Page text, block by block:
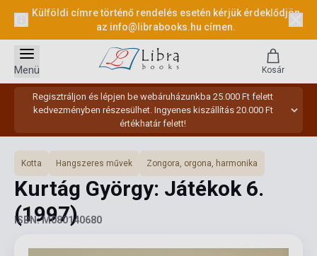
Külföldi címre történő rendelés esetén kérjük érdeklődjön
az info@librabooks.hu címen.
Regisztráljon és lépjen be webáruházunkba 25.000 Ft felett
kedvezményben részesülhet. Ingyenes kiszállítás 20.000 Ft
értékhatár felett!
Menü Kosár
Kotta Hangszeres művek Zongora, orgona, harmonika
Kurtág György: Játékok 6.
(1997)
ISBN: M080140680